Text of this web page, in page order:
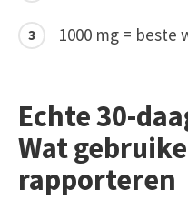
1000 mg = beste
Echte 30-
Wat
rapporteren